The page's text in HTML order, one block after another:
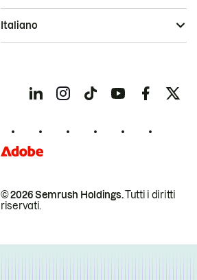
© 2026 Semrush Holdings.Tutti i diritti
riservati.
Italiano